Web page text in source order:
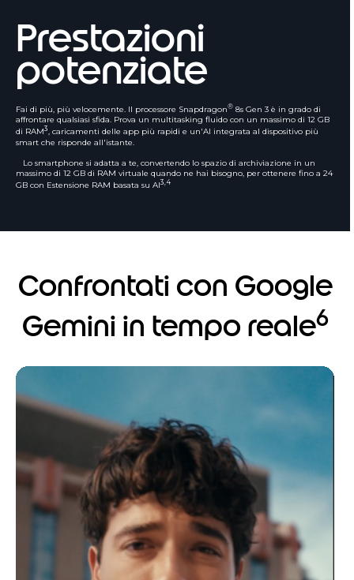
Prestazioni
potenziate
Fai di più, più velocemente. Il processore Snapdragon® 8s Gen 3 è in grado di
affrontare qualsiasi sfida. Prova un multitasking fluido con un massimo di 12 GB
di RAM3, caricamenti delle app più rapidi e un'AI integrata al dispositivo più
smart che risponde all'istante.
Lo smartphone si adatta a te, convertendo lo spazio di archiviazione in un
massimo di 12 GB di RAM virtuale quando ne hai bisogno, per ottenere fino a 24
GB con Estensione RAM basata su AI3,4
Confrontati con Google
Gemini in tempo reale6